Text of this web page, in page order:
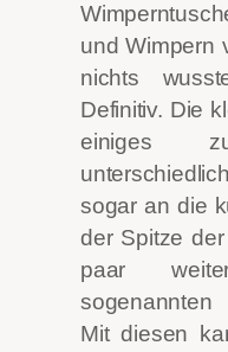
und Wimpern
nichts
Definitiv. Die
einiges
sogar an die
der Spitze
paar
sogenannten
Mit diesen